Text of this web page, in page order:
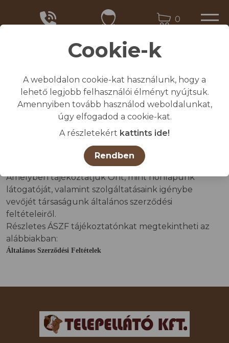
0
Kezdőlap
Általános Szerződési Feltételek
Általános Szerződési
Feltételek
Amelyben tájékoztatjuk Önt, mint honlapunk
látogatóját, valamint szolgáltatásaink igénybe
vevőjét társaságunk általános szerződési
feltételeiről.
Részletes ÁSZF tájékoztatónkat megtekintheti az
alábbiakban:
Általános Szerződési Feltételek
Cookie-k
A weboldalon cookie-kat használunk, hogy a
lehető legjobb felhasználói élményt nyújtsuk.
Amennyiben tovább használod weboldalunkat,
úgy elfogadod a cookie-kat.
A részletekért kattints ide!
Rendben